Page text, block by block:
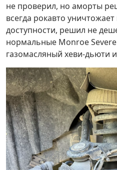
не проверил, но аморты
всегда рокавто
доступности, решил не
нормальные Monroe
газомасляный хеви-дьюти